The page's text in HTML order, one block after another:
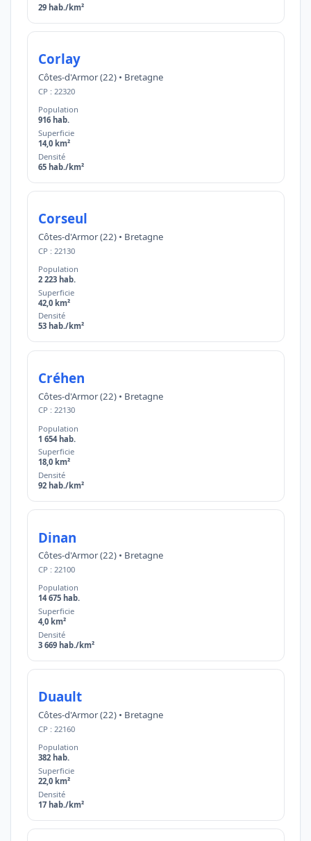
29 hab./km²
Corlay
Côtes-d'Armor (22) • Bretagne
CP : 22320
Population
916 hab.
Superficie
14,0 km²
Densité
65 hab./km²
Corseul
Côtes-d'Armor (22) • Bretagne
CP : 22130
Population
2 223 hab.
Superficie
42,0 km²
Densité
53 hab./km²
Créhen
Côtes-d'Armor (22) • Bretagne
CP : 22130
Population
1 654 hab.
Superficie
18,0 km²
Densité
92 hab./km²
Dinan
Côtes-d'Armor (22) • Bretagne
CP : 22100
Population
14 675 hab.
Superficie
4,0 km²
Densité
3 669 hab./km²
Duault
Côtes-d'Armor (22) • Bretagne
CP : 22160
Population
382 hab.
Superficie
22,0 km²
Densité
17 hab./km²